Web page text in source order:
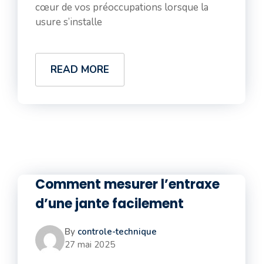
cœur de vos préoccupations lorsque la
usure s’installe
READ MORE
Comment mesurer l’entraxe
d’une jante facilement
By controle-technique
27 mai 2025